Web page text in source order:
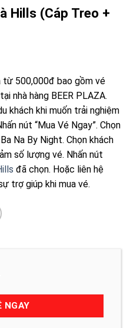
Hills (Cáp Treo +
từ 500,000đ bao gồm vé
nhà hàng BEER PLAZA.
khách khi muốn trải nghiệm
nút “Mua Vé Ngay”. Chọn
Na By Night. Chọn khách
số lượng vé. Nhấn nút
đã chọn. Hoặc liên hệ
trợ giúp khi mua vé.
NGAY